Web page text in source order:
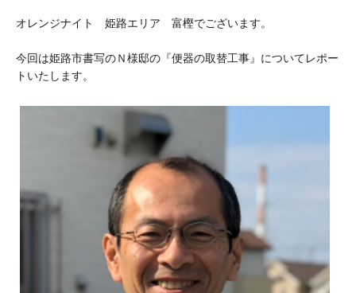
オレンジナイト 姫路エリア 富樫でございます。
今回は姫路市書写のＮ様邸の『便器の取替工事』についてレポー
トいたします。